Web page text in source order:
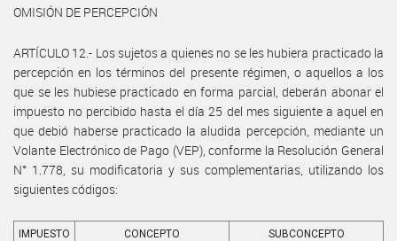
OMISIÓN DE PERCEPCIÓN
ARTÍCULO 12.- Los sujetos a quienes no se les hubiera practicado la
percepción en los términos del presente régimen, o aquellos a los
que se les hubiese practicado en forma parcial, deberán abonar el
impuesto no percibido hasta el día 25 del mes siguiente a aquel en
que debió haberse practicado la aludida percepción, mediante un
Volante Electrónico de Pago (VEP), conforme la Resolución General
N° 1.778, su modificatoria y sus complementarias, utilizando los
siguientes códigos:
IMPUESTO CONCEPTO SUBCONCEPTO